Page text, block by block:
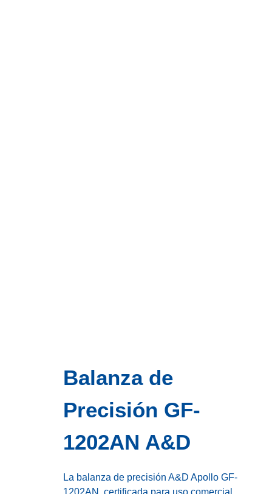
Balanza de
Precisión GF-
1202AN A&D
La balanza de precisión A&D Apollo GF-
1202AN, certificada para uso comercial